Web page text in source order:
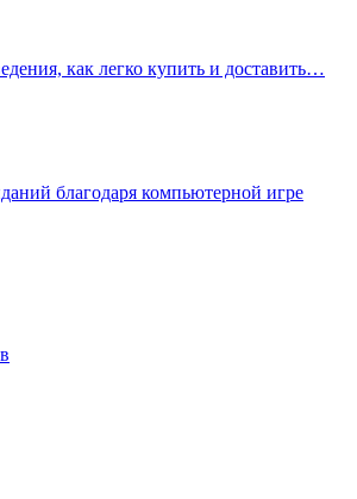
как легко купить и доставить…
благодаря компьютерной игре